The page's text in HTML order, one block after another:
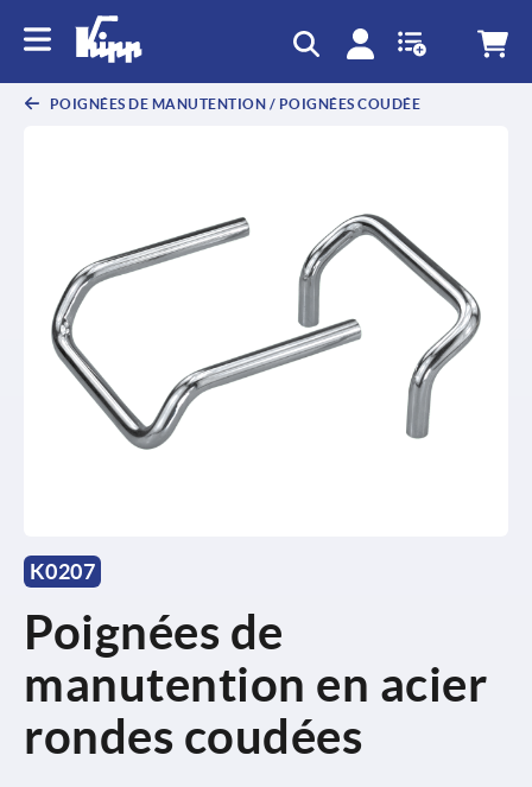
POIGNÉES DE MANUTENTION / POIGNÉES COUDÉE
K0207
Poignées de
manutention en acier
rondes coudées